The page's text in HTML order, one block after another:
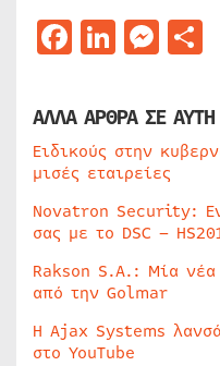
Facebook
ΑΛΛΑ ΑΡΘΡΑ ΣΕ
Ειδικούς στην
μισές εταιρείες
Novatron Security:
σας με το DSC –
Rakson S.A.: Μία νέα
από την Golmar
Η Ajax Systems
στο YouTube